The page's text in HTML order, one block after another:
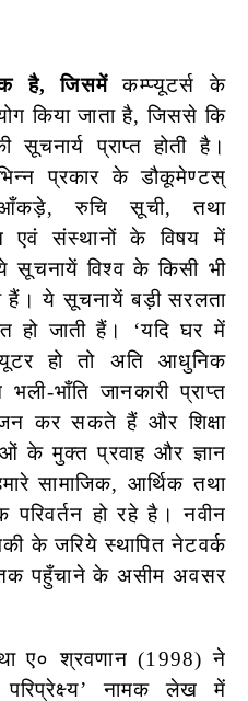
है, जिसमें कम्प्यूटर्स के
किया जाता है, जिससे कि
सूचनार्य प्राप्त होती है।
प्रकार के डौकूमेण्टस्
आँकड़े, रुचि सूची, तथा
एवं संस्थानों के विषय में
सूचनायें विश्व के किसी भी
हैं। ये सूचनायें बड़ी सरलता
हो जाती हैं। ‘यदि घर में
हो तो अति आधुनिक
भाँति जानकारी प्राप्त
कर सकते हैं और शिक्षा
के मुक्त प्रवाह और ज्ञान
सामाजिक, आर्थिक तथा
हो रहे है। नवीन
के जरिये स्थापित नेटवर्क
पहुँचाने के असीम अवसर
ए० श्रवणान (1998) ने
परिप्रेक्ष्य’ नामक लेख में